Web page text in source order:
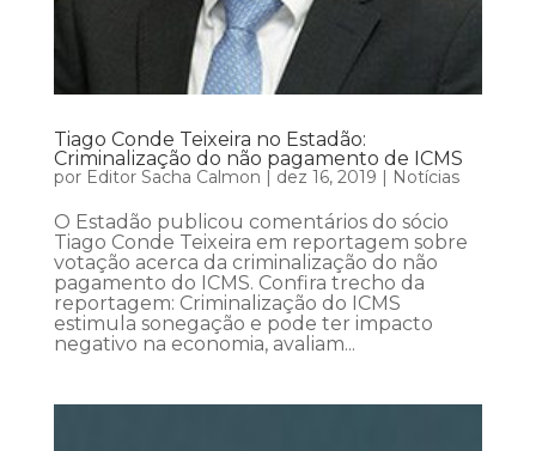
Tiago Conde Teixeira no Estadão:
Criminalização do não pagamento de ICMS
por Editor Sacha Calmon | dez 16, 2019 | Notícias
O Estadão publicou comentários do sócio
Tiago Conde Teixeira em reportagem sobre
votação acerca da criminalização do não
pagamento do ICMS. Confira trecho da
reportagem: Criminalização do ICMS
estimula sonegação e pode ter impacto
negativo na economia, avaliam...